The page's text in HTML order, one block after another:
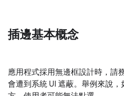
插邊基本概念
應用程式採用無邊框設計時，請
會遭到系統 UI 遮蔽。舉例來說